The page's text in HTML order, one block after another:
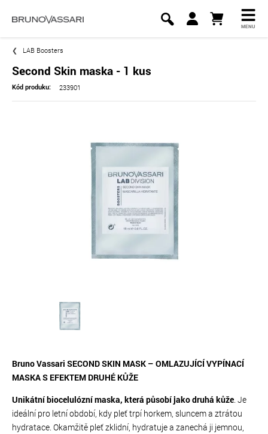
MENU
LAB Boosters
Second Skin maska - 1 kus
Kód produku: 233901
Bruno Vassari SECOND SKIN MASK – OMLAZUJÍCÍ VYPÍNACÍ
MASKA S EFEKTEM DRUHÉ KŮŽE
Unikátní biocelulózní maska, která působí jako druhá kůže. Je
ideální pro letní období, kdy pleť trpí horkem, sluncem a ztrátou
hydratace. Okamžitě pleť zklidní, hydratuje a zanechá ji jemnou,